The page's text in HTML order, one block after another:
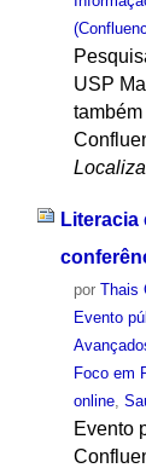
USP
Literacia
por Thais
Evento
Foco em
online,
Evento